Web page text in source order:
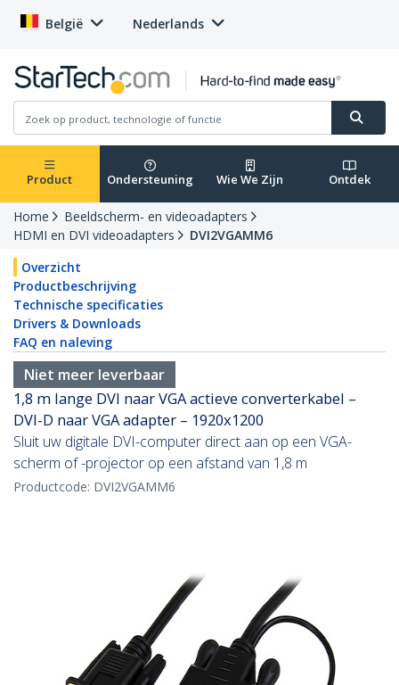
België Nederlands
Product Ondersteuning Wie We Zijn Ontdek
Home
Beeldscherm- en videoadapters
HDMI en DVI videoadapters
DVI2VGAMM6
Overzicht
Productbeschrijving
Technische specificaties
Drivers & Downloads
FAQ en naleving
Niet meer leverbaar
1,8 m lange DVI naar VGA actieve converterkabel –
DVI-D naar VGA adapter – 1920x1200
Sluit uw digitale DVI-computer direct aan op een VGA-
scherm of -projector op een afstand van 1,8 m
Productcode: DVI2VGAMM6